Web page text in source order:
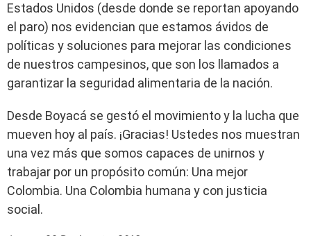
Estados Unidos (desde donde se reportan apoyando
el paro) nos evidencian que estamos ávidos de
políticas y soluciones para mejorar las condiciones
de nuestros campesinos, que son los llamados a
garantizar la seguridad alimentaria de la nación.
Desde Boyacá se gestó el movimiento y la lucha que
mueven hoy al país. ¡Gracias! Ustedes nos muestran
una vez más que somos capaces de unirnos y
trabajar por un propósito común: Una mejor
Colombia. Una Colombia humana y con justicia
social.